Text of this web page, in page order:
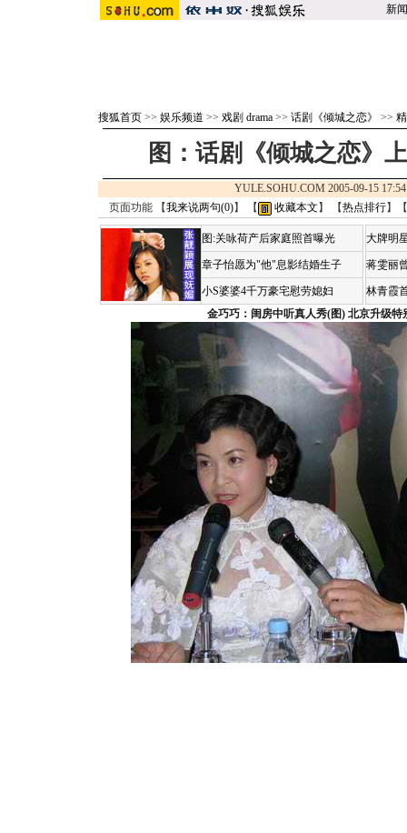
新闻
搜狐首页 >> 娱乐频道 >> 戏剧 drama >> 话剧《倾城之恋》 >>
图：话剧《倾城之恋》
YULE.SOHU.COM 2005-09-15
页面功能 【我来说两句(0)】 【 收藏本文 】 【热点排行】【
图:关咏荷产后家庭照首曝光
章子怡愿为"他"息影结婚生子
小S婆婆4千万豪宅慰劳媳妇
大牌明
蒋雯丽
林青霞
金巧巧：闺房中听真人秀(图) 北京升级特